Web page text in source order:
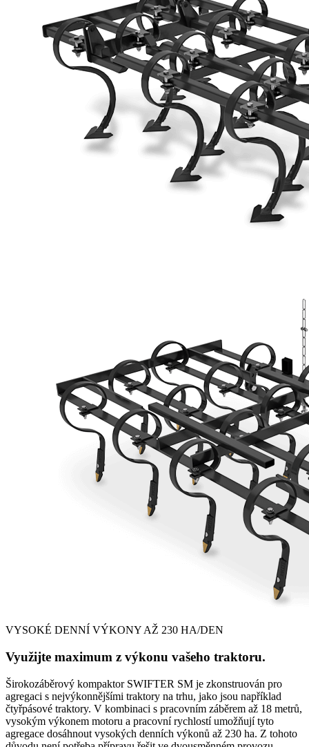
VYSOKÉ DENNÍ VÝKONY AŽ 230 HA/DEN
Využijte maximum z výkonu vašeho traktoru.
Širokozáběrový kompaktor SWIFTER SM je zkonstruován pro
agregaci s nejvýkonnějšími traktory na trhu, jako jsou například
čtyřpásové traktory. V kombinaci s pracovním záběrem až 18 metrů,
vysokým výkonem motoru a pracovní rychlostí umožňují tyto
agregace dosáhnout vysokých denních výkonů až 230 ha. Z tohoto